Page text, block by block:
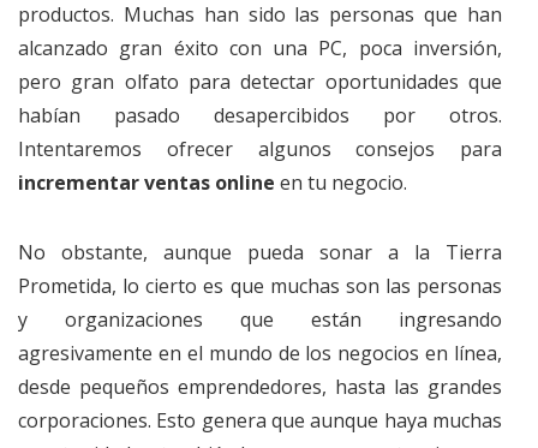
productos. Muchas han sido las personas que han
alcanzado gran éxito con una PC, poca inversión,
pero gran olfato para detectar oportunidades que
habían pasado desapercibidos por otros.
Intentaremos ofrecer algunos consejos para
incrementar ventas online en tu negocio.
No obstante, aunque pueda sonar a la Tierra
Prometida, lo cierto es que muchas son las personas
y organizaciones que están ingresando
agresivamente en el mundo de los negocios en línea,
desde pequeños emprendedores, hasta las grandes
corporaciones. Esto genera que aunque haya muchas